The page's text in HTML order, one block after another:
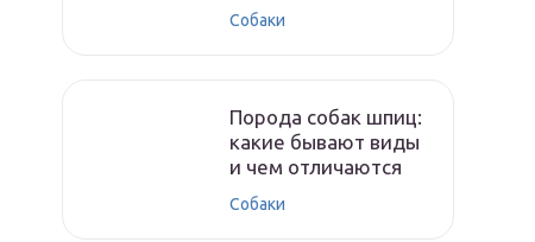
Собаки
Порода собак шпиц:
какие бывают виды
и чем отличаются
Собаки